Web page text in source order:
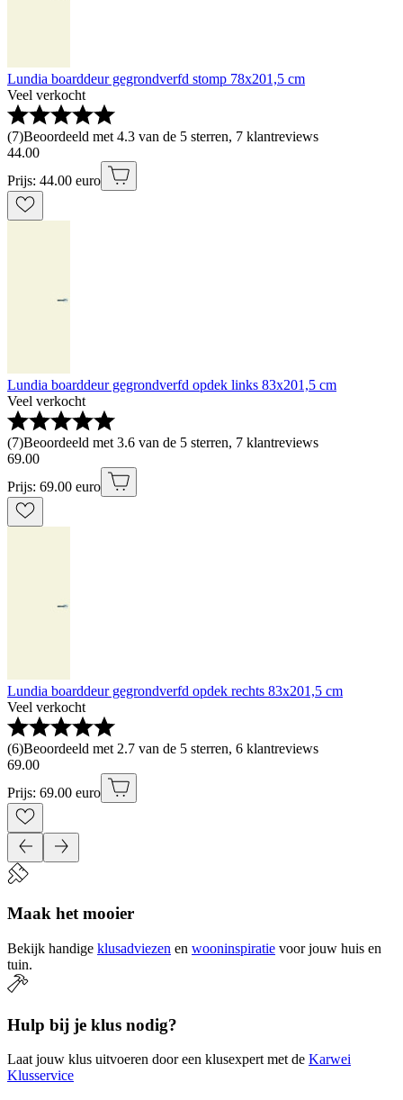
Lundia boarddeur gegrondverfd stomp 78x201,5 cm
Veel verkocht
(7)Beoordeeld met 4.3 van de 5 sterren, 7 klantreviews
44.00
Prijs: 44.00 euro
Lundia boarddeur gegrondverfd opdek links 83x201,5 cm
Veel verkocht
(7)Beoordeeld met 3.6 van de 5 sterren, 7 klantreviews
69.00
Prijs: 69.00 euro
Lundia boarddeur gegrondverfd opdek rechts 83x201,5 cm
Veel verkocht
(6)Beoordeeld met 2.7 van de 5 sterren, 6 klantreviews
69.00
Prijs: 69.00 euro
Maak het mooier
Bekijk handige klusadviezen en wooninspiratie voor jouw huis en
tuin.
Hulp bij je klus nodig?
Laat jouw klus uitvoeren door een klusexpert met de Karwei
Klusservice